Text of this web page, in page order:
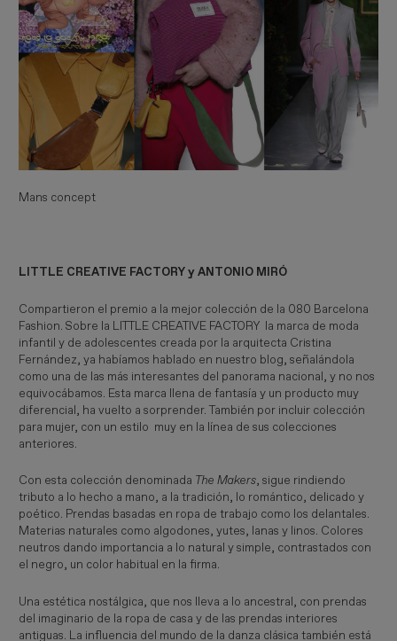
Mans concept
LITTLE CREATIVE FACTORY y ANTONIO MIRÓ
Compartieron el premio a la mejor colección de la 080 Barcelona
Fashion. Sobre la LITTLE CREATIVE FACTORY la marca de moda
infantil y de adolescentes creada por la arquitecta Cristina
Fernández, ya habíamos hablado en nuestro blog, señalándola
como una de las más interesantes del panorama nacional, y no nos
equivocábamos. Esta marca llena de fantasía y un producto muy
diferencial, ha vuelto a sorprender. También por incluir colección
para mujer, con un estilo muy en la línea de sus colecciones
anteriores.
Con esta colección denominada The Makers, sigue rindiendo
tributo a lo hecho a mano, a la tradición, lo romántico, delicado y
poético. Prendas basadas en ropa de trabajo como los delantales.
Materias naturales como algodones, yutes, lanas y linos. Colores
neutros dando importancia a lo natural y simple, contrastados con
el negro, un color habitual en la firma.
Una estética nostálgica, que nos lleva a lo ancestral, con prendas
del imaginario de la ropa de casa y de las prendas interiores
antiguas. La influencia del mundo de la danza clásica también está